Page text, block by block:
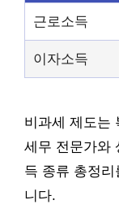
근로소득
이자소득
비과세 제도는
세무 전문가와
득 종류 총정
니다.